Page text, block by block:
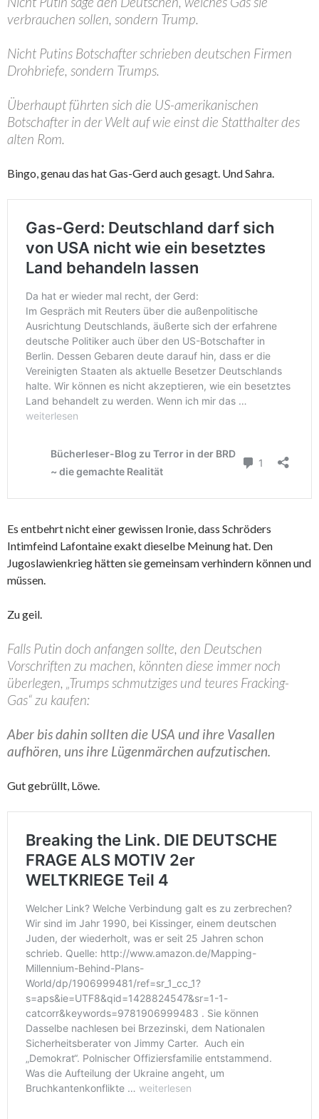
verbrauchen sollen, sondern Trump.
Nicht Putins Botschafter schrieben deutschen Firmen
Drohbriefe, sondern Trumps.
Überhaupt führten sich die US-amerikanischen
Botschafter in der Welt auf wie einst die Statthalter des
alten Rom.
Bingo, genau das hat Gas-Gerd auch gesagt. Und Sahra.
Es entbehrt nicht einer gewissen Ironie, dass Schröders
Intimfeind Lafontaine exakt dieselbe Meinung hat. Den
Jugoslawienkrieg hätten sie gemeinsam verhindern können und
müssen.
Zu geil.
Falls Putin doch anfangen sollte, den Deutschen
Vorschriften zu machen, könnten diese immer noch
überlegen, „Trumps schmutziges und teures Fracking-
Gas“ zu kaufen:
Aber bis dahin sollten die USA und ihre Vasallen
aufhören, uns ihre Lügenmärchen aufzutischen.
Gut gebrüllt, Löwe.